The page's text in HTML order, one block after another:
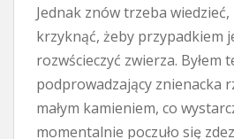
Jednak znów trzeba
krzyknąć, żeby przypadkiem
rozwścieczyć zwierza. Byłem
podprowadzający znienacka
małym kamieniem, co
momentalnie poczuło się